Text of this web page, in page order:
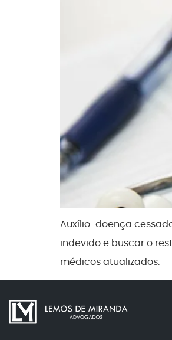
Auxílio-doença
indevido e buscar o
médicos atualizados.